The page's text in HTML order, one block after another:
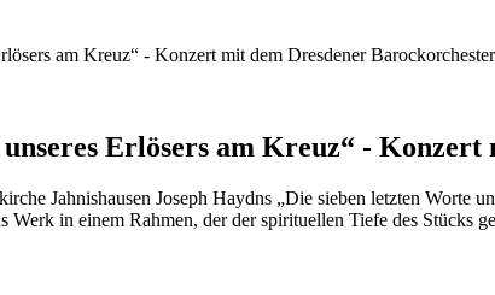
am Kreuz“ - Konzert mit dem Dresdener Barockorchester
Erlösers am Kreuz“ -
Jahnishausen Joseph Haydns „Die sieben letzten Worte
Werk in einem Rahmen, der der spirituellen Tiefe des Stücks